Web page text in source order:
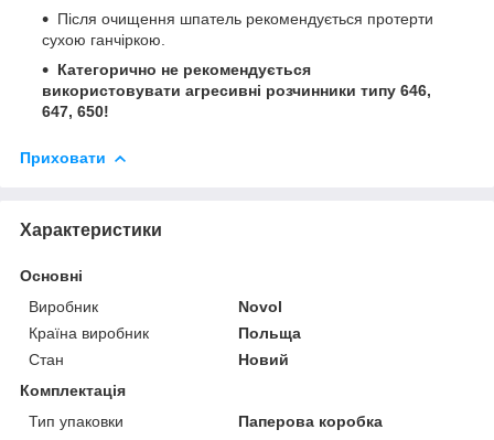
Після очищення шпатель рекомендується протерти
сухою ганчіркою.
Категорично не рекомендується
використовувати агресивні розчинники типу 646,
647, 650!
Приховати
Характеристики
Основні
Виробник
Novol
Країна виробник
Польща
Стан
Новий
Комплектація
Тип упаковки
Паперова коробка